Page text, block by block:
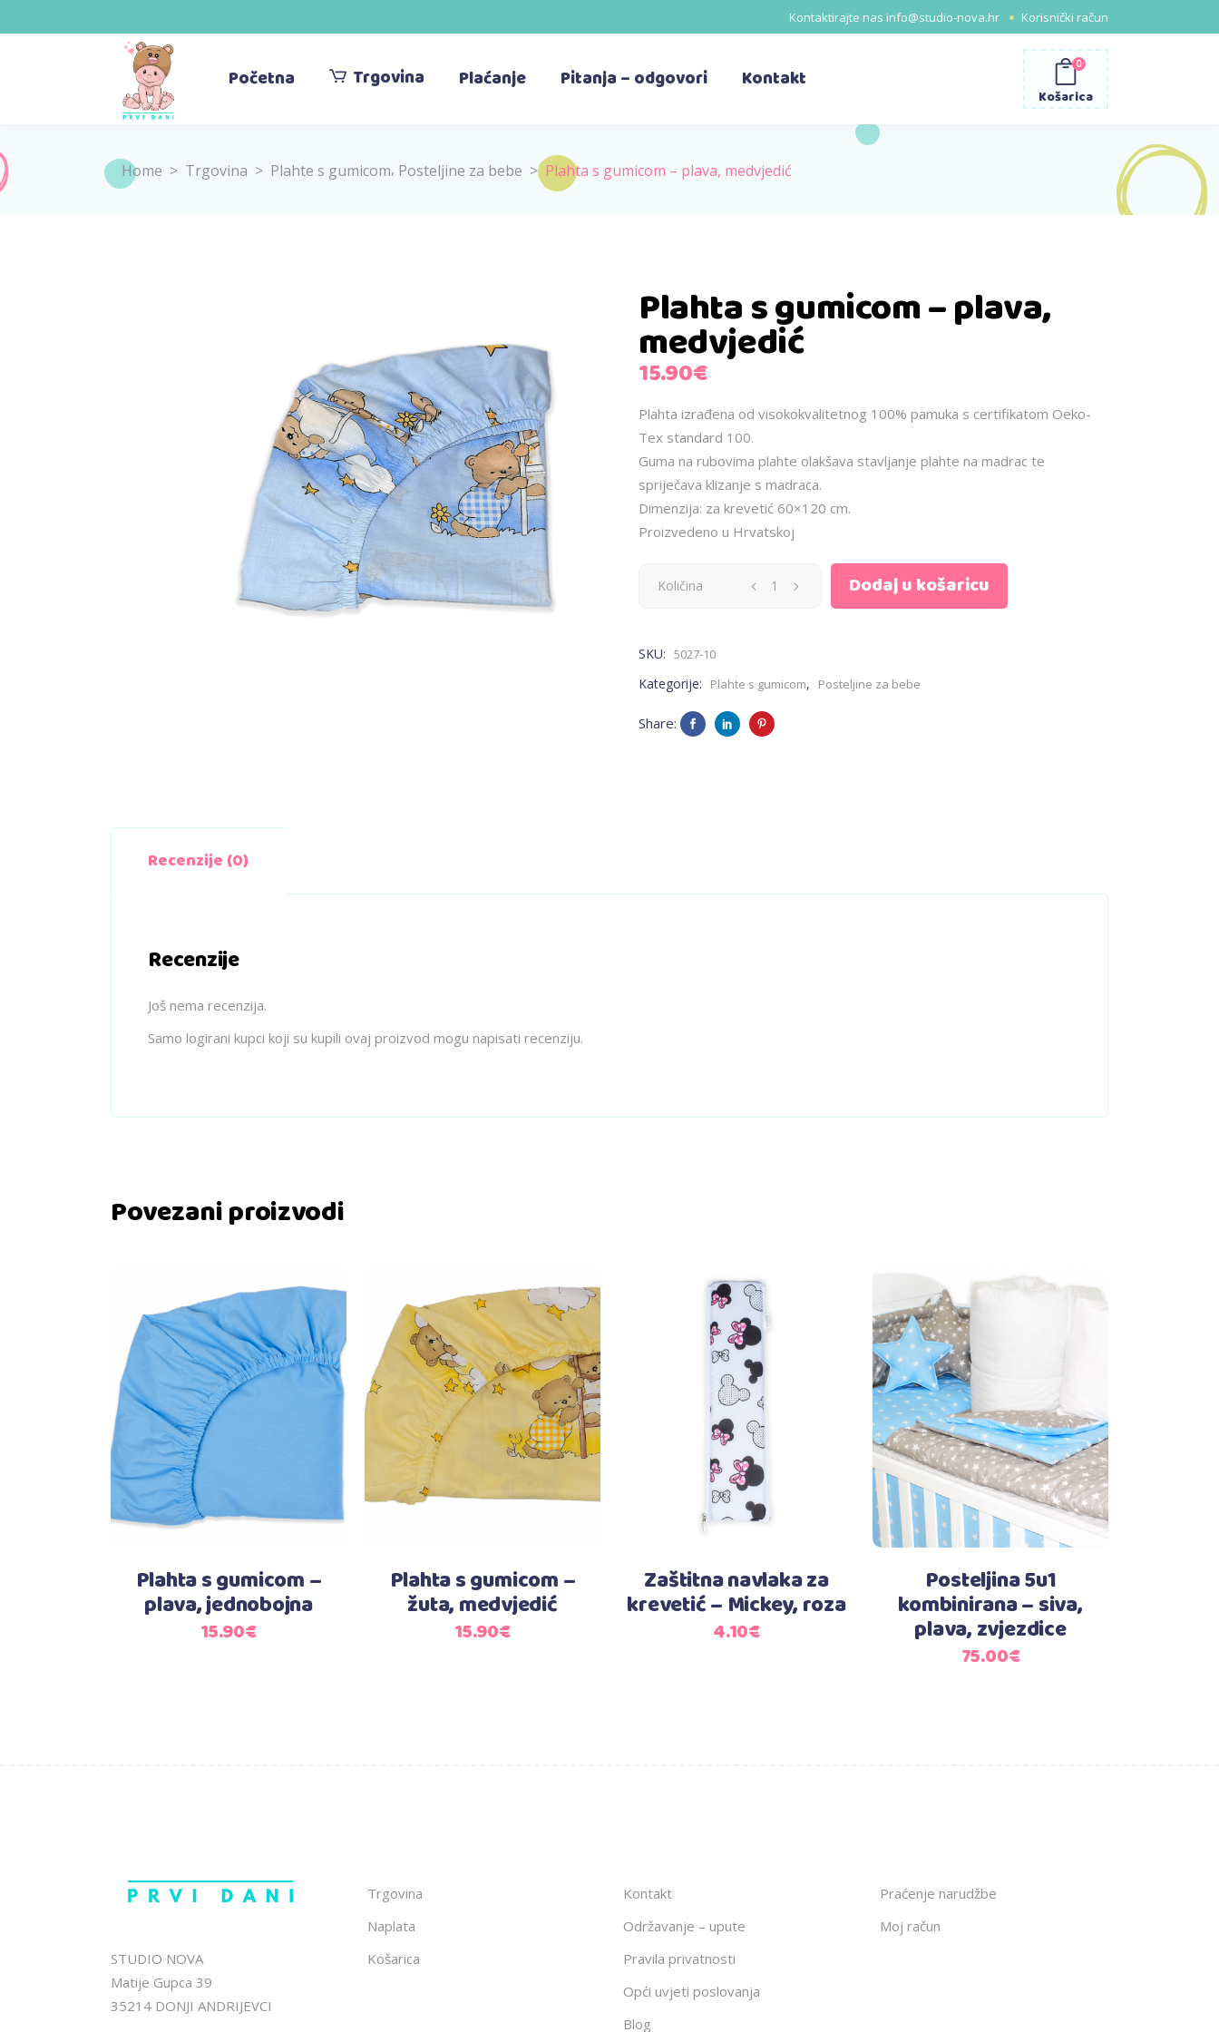
Kontaktirajte nas info@studio-nova.hr Korisnički račun
Početna Trgovina Plaćanje Pitanja – odgovori Kontakt
Košarica
0
Home > Trgovina > Plahte s gumicom, Posteljine za bebe > Plahta s gumicom – plava, medvjedić
Plahta s gumicom – plava,
medvjedić
15.90€
Plahta izrađena od visokokvalitetnog 100% pamuka s certifikatom Oeko-
Tex standard 100.
Guma na rubovima plahte olakšava stavljanje plahte na madrac te
spriječava klizanje s madraca.
Dimenzija: za krevetić 60×120 cm.
Proizvedeno u Hrvatskoj
Plahta
gumicom
Količina Dodaj u košaricu
SKU: 5027-10
Kategorije: Plahte s gumicom, Posteljine za bebe
Share:
Recenzije (0)
Recenzije
Još nema recenzija.
Samo logirani kupci koji su kupili ovaj proizvod mogu napisati recenziju.
Povezani proizvodi
Dodaj u košaricu
Plahta s gumicom –
plava, jednobojna
15.90€
Dodaj u košaricu
Plahta s gumicom –
žuta, medvjedić
15.90€
Dodaj u košaricu
Zaštitna navlaka za
krevetić – Mickey, roza
4.10€
Dodaj u košaricu
Posteljina 5u1
kombinirana – siva,
plava, zvjezdice
75.00€
STUDIO NOVA
Matije Gupca 39
35214 DONJI ANDRIJEVCI
Trgovina
Naplata
Košarica
Kontakt
Održavanje – upute
Pravila privatnosti
Opći uvjeti poslovanja
Blog
Praćenje narudžbe
Moj račun